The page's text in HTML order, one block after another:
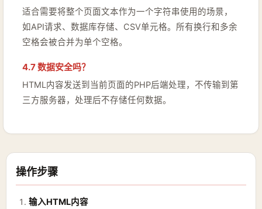
适合需要将整个页面文本作为一个字符串使用的场景，
如API请求、数据库存储、CSV单元格。所有换行和多余
空格会被合并为单个空格。
4.7 数据安全吗？
HTML内容发送到当前页面的PHP后端处理，不传输到第
三方服务器，处理后不存储任何数据。
操作步骤
输入HTML内容